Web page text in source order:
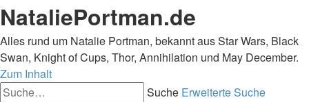
NataliePortman.de
Alles rund um Natalie Portman, bekannt aus Star Wars, Black
Swan, Knight of Cups, Thor, Annihilation und May December.
Zum Inhalt
Suche Erweiterte Suche